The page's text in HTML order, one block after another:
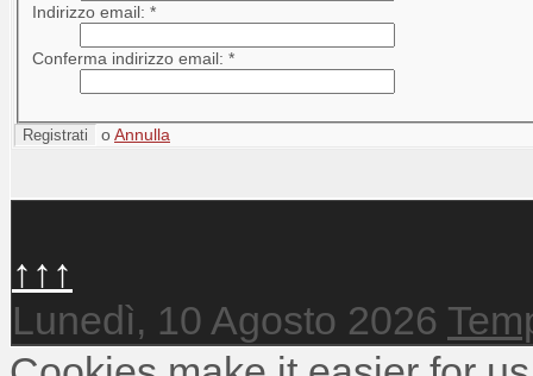
Indirizzo email: *
Conferma indirizzo email: *
Registrati oAnnulla
↑↑↑
Lunedì, 10 Agosto 2026